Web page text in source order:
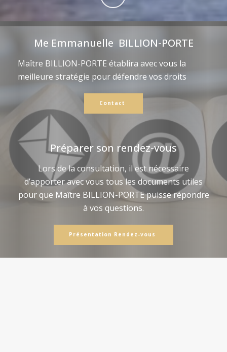
Me Emmanuelle BILLION-PORTE
Maître BILLION-PORTE établira avec vous la
meilleure stratégie pour défendre vos droits
Contact
Préparer son rendez-vous
Lors de la consultation, il est nécessaire
d’apporter avec vous tous les documents utiles
pour que Maître BILLION-PORTE puisse répondre
à vos questions.
Présentation Rendez-vous